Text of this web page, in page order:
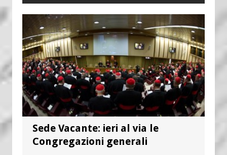
Sede Vacante: ieri al via le
Congregazioni generali